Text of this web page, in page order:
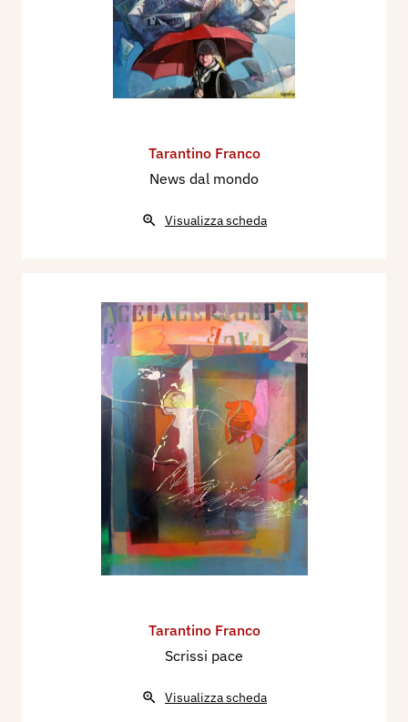
Tarantino Franco
News dal mondo
Visualizza scheda
Tarantino Franco
Scrissi pace
Visualizza scheda